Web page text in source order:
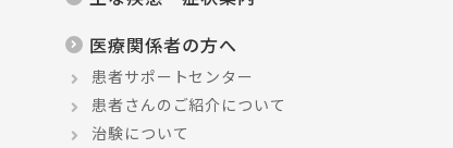
医療関係者の方へ
患者サポートセンター
患者さんのご紹介について
治験について